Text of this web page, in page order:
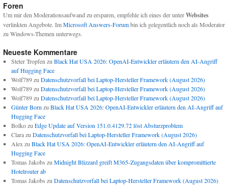
Foren
Um mir den Moderationsaufwand zu ersparen, empfehle ich eines der unterWebsites
verlinkten Angebote. ImMicrosoft Answers-Forumbin ich gelegentlich noch als Moderator
zu Windows-Themen unterwegs.
Neueste Kommentare
Steter Tropfen zu Black Hat USA 2026: OpenAI-Entwickler erläutern den AI-Angriff
auf Hugging Face
Wolf789zu Datenschutzvorfall bei Laptop-Hersteller Framework (August 2026)
Wolf789zu Datenschutzvorfall bei Laptop-Hersteller Framework (August 2026)
Wolf789zu Datenschutzvorfall bei Laptop-Hersteller Framework (August 2026)
Günter Born zu Black Hat USA 2026: OpenAI-Entwickler erläutern den AI-Angriff auf
Hugging Face
Bolkozu Edge Update auf Version 151.0.4129.72 löst Absturzproblem
Clarazu Datenschutzvorfall bei Laptop-Hersteller Framework (August 2026)
Alex zu Black Hat USA 2026: OpenAI-Entwickler erläutern den AI-Angriff auf
Hugging Face
Tomas Jakobs zu Midnight Blizzard greift M365-Zugangsdaten über kompromittierte
Hotelrouter ab
Tomas Jakobs zu Datenschutzvorfall bei Laptop-Hersteller Framework (August 2026)